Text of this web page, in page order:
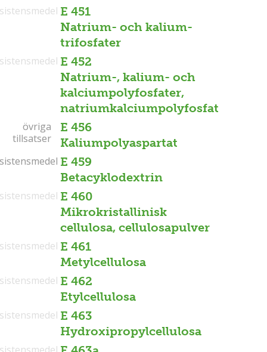
E 451
Natrium- och kalium-
trifosfater
E 452
Natrium-, kalium- och
kalciumpolyfosfater,
natriumkalciumpolyfosfat
E 456
Kaliumpolyaspartat
övriga
tillsatser
övriga
tillsatser
E 459
Betacyklodextrin
E 460
Mikrokristallinisk
cellulosa, cellulosapulver
E 461
Metylcellulosa
E 462
Etylcellulosa
E 463
Hydroxipropylcellulosa